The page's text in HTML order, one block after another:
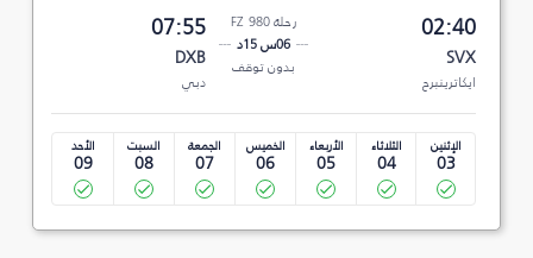
02:40
SVX
ايكاترينبرج
رحلة FZ 980
06س 15د
بدون توقف
07:55
DXB
دبي
الإثنين
03
الثلاثاء
04
الأربعاء
05
الخميس
06
الجمعة
07
السبت
08
الأحد
09